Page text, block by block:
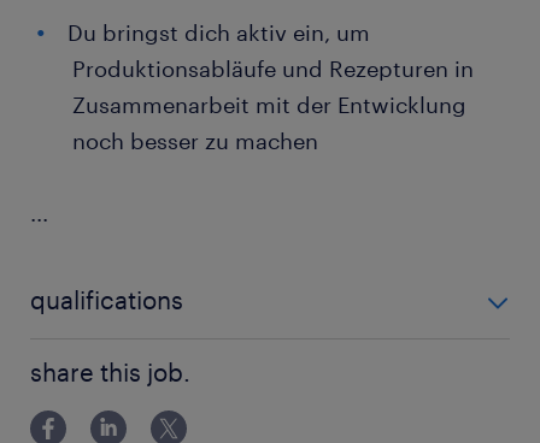
Du bringst dich aktiv ein, um
Produktionsabläufe und Rezepturen in
Zusammenarbeit mit der Entwicklung
noch besser zu machen
...
qualifications
Erfolgreich abgeschlossene Berufslehre als
share this job.